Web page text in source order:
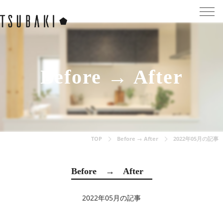
Before → After
TOP Before → After 2022年05月の記事
Before → After
2022年05月の記事